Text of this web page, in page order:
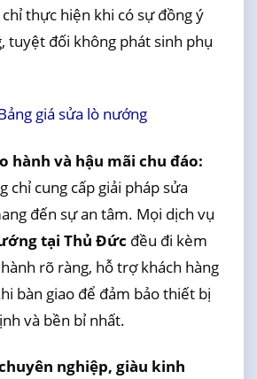
thực hiện khi có sự đồng ý
tuyệt đối không phát sinh phụ
giá sửa lò nướng
hành và hậu mãi chu đáo:
chỉ cung cấp giải pháp sửa
đến sự an tâm. Mọi dịch vụ
tại Thủ Đức đều đi kèm
rõ ràng, hỗ trợ khách hàng
bàn giao để đảm bảo thiết bị
và bền bỉ nhất.
nghiệp, giàu kinh